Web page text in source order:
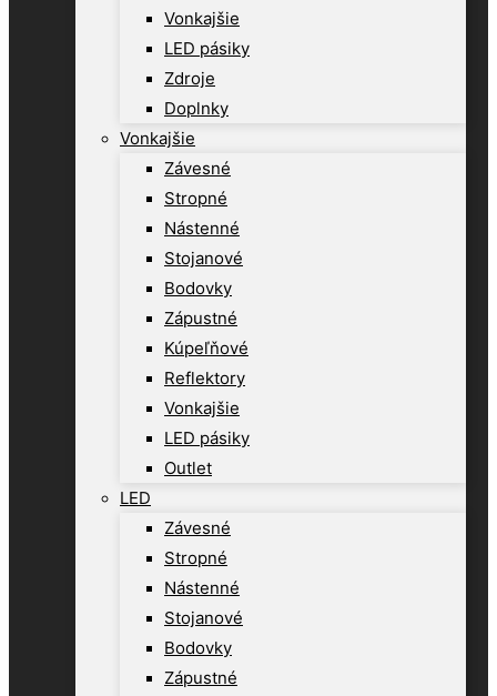
Vonkajšie
LED pásiky
Zdroje
Doplnky
Vonkajšie
Závesné
Stropné
Nástenné
Stojanové
Bodovky
Zápustné
Kúpeľňové
Reflektory
Vonkajšie
LED pásiky
Outlet
LED
Závesné
Stropné
Nástenné
Stojanové
Bodovky
Zápustné